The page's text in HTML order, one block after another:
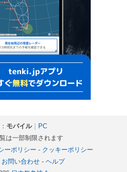
モバイル｜ PC
は一部制限されます
ーポリシー - クッキーポリシー
お問い合わせ- ヘルプ